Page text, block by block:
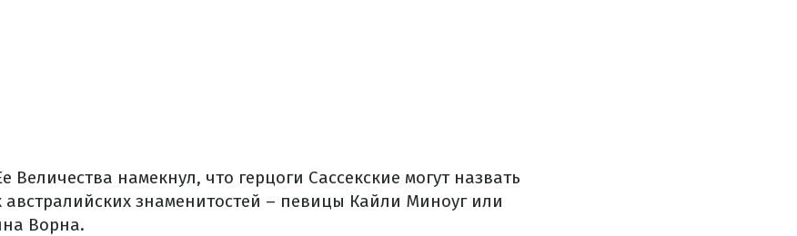
Величества намекнул, что герцоги Сассекские могут назвать
австралийских знаменитостей – певицы Кайли Миноуг или
Ворна.